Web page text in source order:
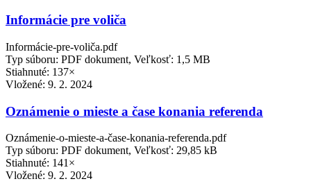
Informácie pre voliča
Informácie-pre-voliča.pdf
Typ súboru: PDF dokument, Veľkosť: 1,5 MB
Stiahnuté: 137×
Vložené: 9. 2. 2024
Oznámenie o mieste a čase konania referenda
Oznámenie-o-mieste-a-čase-konania-referenda.pdf
Typ súboru: PDF dokument, Veľkosť: 29,85 kB
Stiahnuté: 141×
Vložené: 9. 2. 2024